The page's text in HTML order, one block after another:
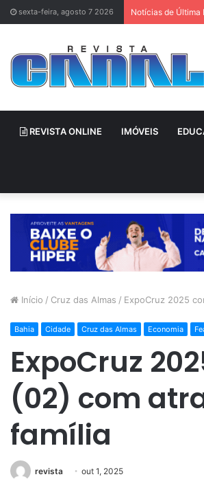
sexta-feira, agosto 7 2026 Notícias de Última
REVISTA ONLINE IMÓVEIS
Início / Cruz das Almas / ExpoCruz 2025
Bahia Cidade Cruz das Almas Economia
ExpoCruz
(02) com
família
revista out 1, 2025